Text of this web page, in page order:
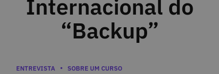
Internacional do
“Backup”
Categorias
ENTREVISTA SOBRE UM CURSO